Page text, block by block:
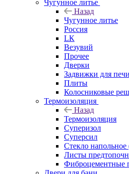
Чугунное литье
Назад
Чугунное литье
Россия
LК
Везувий
Прочее
Дверки
Задвижки для печи
Плиты
Колосниковые
Термоизоляция
Назад
Термоизоляция
Суперизол
Суперсил
Стекло напольное
Листы
Фиброцементные